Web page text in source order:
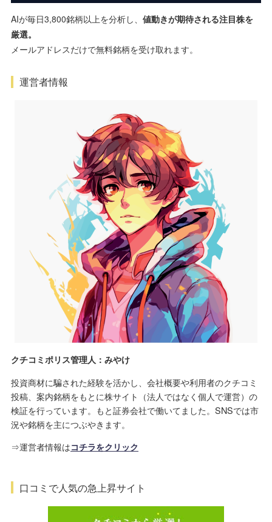
AIが毎日3,800銘柄以上を分析し、 値動きが期待される注目株を
厳選。
メールアドレスだけで無料銘柄を受け取れます。
運営者情報
クチコミポリス管理人：みやけ
投資商材に騙された経験を活かし、会社概要や利用者のクチコミ
投稿、案内銘柄をもとに株サイト（法人ではなく個人で運営）の
検証を行っています。もと証券会社で働いてました。SNSでは市
況や銘柄を主につぶやきます。
⇒運営者情報はコチラをクリック
口コミで人気の急上昇サイト